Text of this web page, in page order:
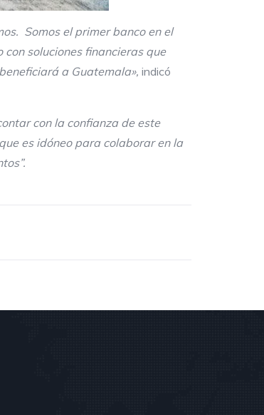
Somos el primer banco en el
soluciones financieras que
a Guatemala», indicó
con la confianza de este
es idóneo para colaborar en la
.